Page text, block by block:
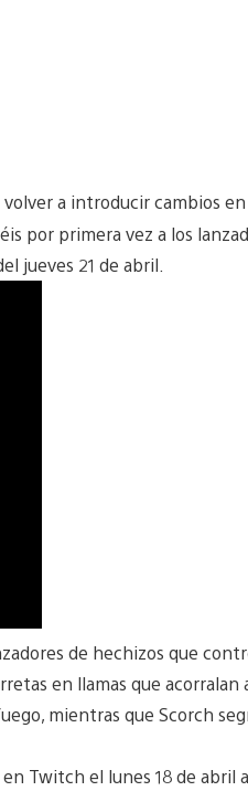
volver a introducir cambios
por primera vez a los
jueves 21 de abril.
de hechizos que
en llamas que acorralan
mientras que Scorch
Twitch el lunes 18 de abril